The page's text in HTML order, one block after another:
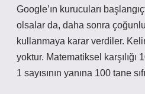
Google’ın kurucuları
olsalar da, daha sonra
kullanmaya karar verdiler.
yoktur. Matematiksel karşılığı
1 sayısının yanına 100 tane